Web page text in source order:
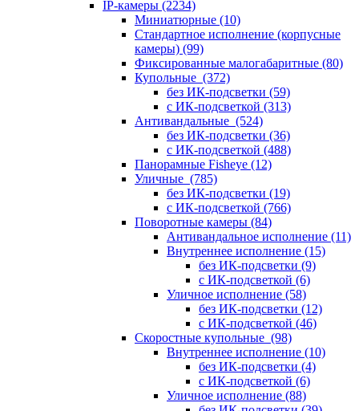
IP-камеры (2234)
Миниатюрные (10)
Стандартное исполнение (корпусные
камеры) (99)
Фиксированные малогабаритные (80)
Купольные (372)
без ИК-подсветки (59)
с ИК-подсветкой (313)
Антивандальные (524)
без ИК-подсветки (36)
с ИК-подсветкой (488)
Панорамные Fisheye (12)
Уличные (785)
без ИК-подсветки (19)
с ИК-подсветкой (766)
Поворотные камеры (84)
Антивандальное исполнение (11)
Внутреннее исполнение (15)
без ИК-подсветки (9)
с ИК-подсветкой (6)
Уличное исполнение (58)
без ИК-подсветки (12)
с ИК-подсветкой (46)
Скоростные купольные (98)
Внутреннее исполнение (10)
без ИК-подсветки (4)
с ИК-подсветкой (6)
Уличное исполнение (88)